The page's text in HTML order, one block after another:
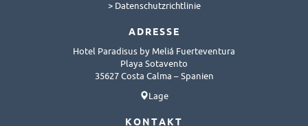
> Datenschutzrichtlinie
ADRESSE
Hotel Paradisus by Meliá Fuerteventura
Playa Sotavento
35627 Costa Calma – Spanien
Lage
KONTAKT